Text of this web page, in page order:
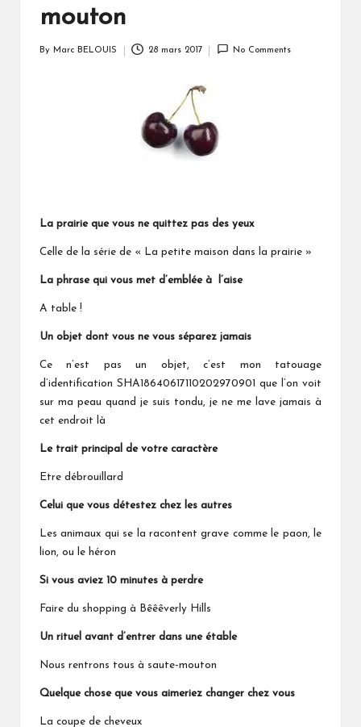
mouton
By Marc BELOUIS 28 mars 2017 No Comments
La prairie que vous ne quittez pas des yeux
Celle de la série de « La petite maison dans la prairie »
La phrase qui vous met d’emblée à l’aise
A table !
Un objet dont vous ne vous séparez jamais
Ce n’est pas un objet, c’est mon tatouage
d’identification SHA18640617110202970901 que l’on voit
sur ma peau quand je suis tondu, je ne me lave jamais à
cet endroit là
Le trait principal de votre caractère
Etre débrouillard
Celui que vous détestez chez les autres
Les animaux qui se la racontent grave comme le paon, le
lion, ou le héron
Si vous aviez 10 minutes à perdre
Faire du shopping à Bêêêverly Hills
Un rituel avant d’entrer dans une étable
Nous rentrons tous à saute-mouton
Quelque chose que vous aimeriez changer chez vous
La coupe de cheveux